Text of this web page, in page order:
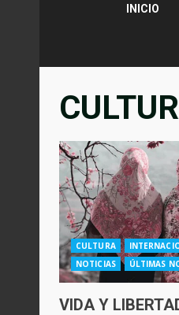
INICIO
CULTURA
NOTICIAS
ÚLTIMAS
VIDA Y